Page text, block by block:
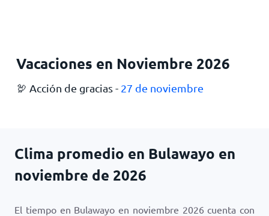
Vacaciones en Noviembre 2026
🦃 Acción de gracias - 27 de noviembre
Clima promedio en Bulawayo en
noviembre de 2026
El tiempo en Bulawayo en noviembre 2026 cuenta con